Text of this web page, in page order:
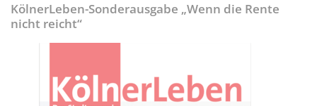
KölnerLeben-Sonderausgabe „Wenn die Rente
nicht reicht“